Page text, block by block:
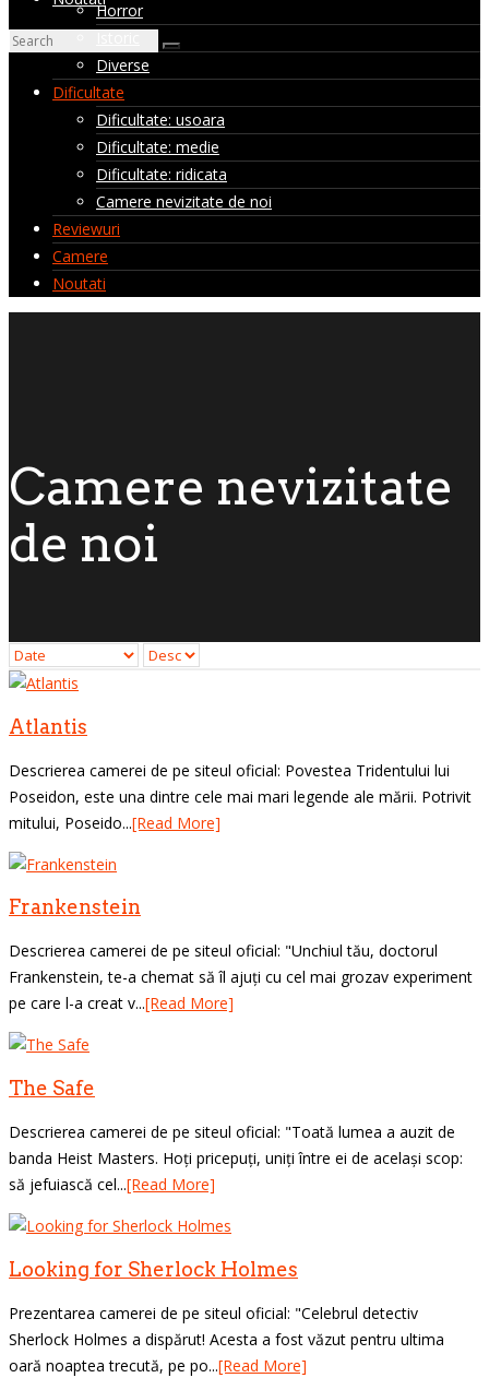
Horror
Diverse
Dificultate
Dificultate: usoara
Dificultate: medie
Dificultate: ridicata
Camere nevizitate de noi
Reviewuri
Camere
Noutati
Camere nevizitate
de noi
Atlantis
Descrierea camerei de pe siteul oficial: Povestea Tridentului lui
Poseidon, este una dintre cele mai mari legende ale mării. Potrivit
mitului, Poseido...[Read More]
Frankenstein
Descrierea camerei de pe siteul oficial: "Unchiul tău, doctorul
Frankenstein, te-a chemat să îl ajuți cu cel mai grozav experiment
pe care l-a creat v...[Read More]
The Safe
Descrierea camerei de pe siteul oficial: "Toată lumea a auzit de
banda Heist Masters. Hoți pricepuți, uniți între ei de același scop:
să jefuiască cel...[Read More]
Looking for Sherlock Holmes
Prezentarea camerei de pe siteul oficial: "Celebrul detectiv
Sherlock Holmes a dispărut! Acesta a fost văzut pentru ultima
oară noaptea trecută, pe po...[Read More]